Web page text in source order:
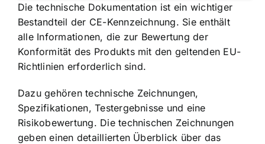
Die technische Dokumentation ist ein wichtiger
Bestandteil der CE-Kennzeichnung. Sie enthält
alle Informationen, die zur Bewertung der
Konformität des Produkts mit den geltenden EU-
Richtlinien erforderlich sind.
Dazu gehören technische Zeichnungen,
Spezifikationen, Testergebnisse und eine
Risikobewertung. Die technischen Zeichnungen
geben einen detaillierten Überblick über das